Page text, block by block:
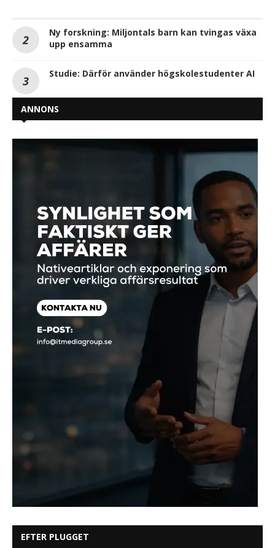
Ny forskning: Miljontals barn kan tvingas växa
upp ensamma
Studie: Därför använder högskolestudenter AI
ANNONS
EFTER PLUGGET